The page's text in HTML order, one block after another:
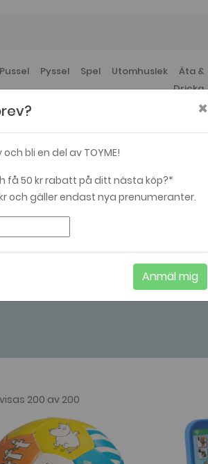
Pussel Pyssel Spel Utomhuslek
Äta &
Dricka
200 av 200
×
bli en del av TOYME!
få 50 kr rabatt på ditt nästa köp?*
och gäller endast nya prenumeranter.
Anmäl mig